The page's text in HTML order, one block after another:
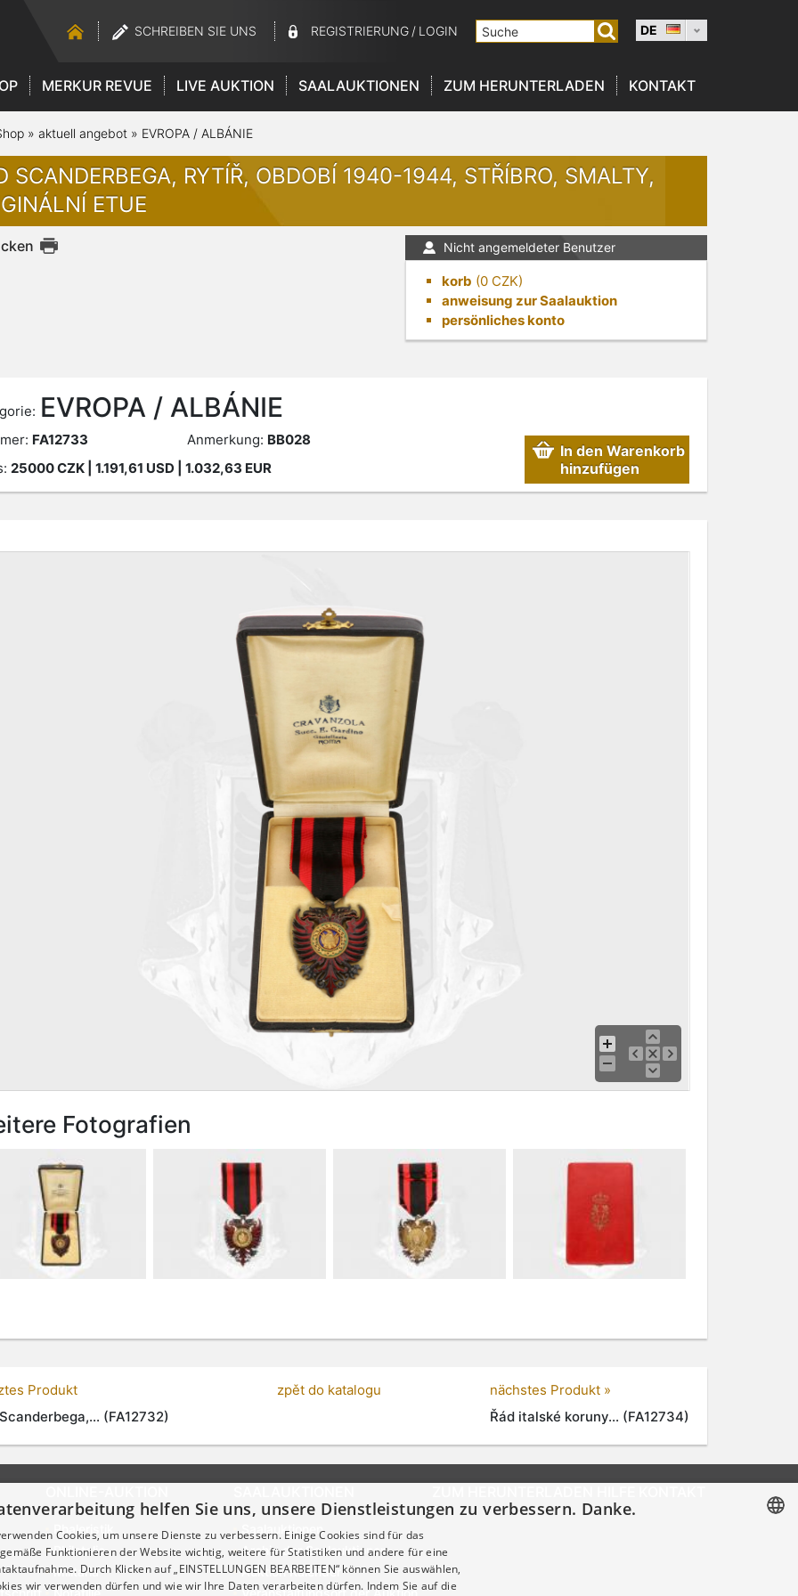
SCHREIBEN SIE UNS REGISTRIERUNG / LOGIN DE
MERKUR REVUE LIVE AUKTION SAALAUKTIONEN ZUM HERUNTERLADEN KONTAKT
» aktuell angebot» EVROPA / ALBÁNIE
SCANDERBEGA, RYTÍŘ, OBDOBÍ 1940-1944, STŘÍBRO, SMALTY,
ETUE
Nicht angemeldeter Benutzer
korb (0 CZK)
anweisung zur Saalauktion
persönliches konto
EVROPA / ALBÁNIE
In den Warenkorb
hinzufügen
FA12733 Anmerkung: BB028
25000CZK| 1.191,61 USD | 1.032,63 EUR
Fotografien
Produkt
(FA12732)
zpět do katalogu
nächstes Produkt »
Řád italské koruny... (FA12734)
Phaleristik
Philatelie
Militaria
Saalauktionen
Archiv der Saalauktionen
Auktion Kalender
helfen Sie uns, unsere Dienstleistungen zu verbessern. Danke.
Cookies, um unsere Dienste zu verbessern. Einige Cookies sind für das
Funktionieren der Website wichtig, weitere für Statistiken und andere für eine
Durch Klicken auf „EINSTELLUNGEN BEARBEITEN“ können Sie auswählen,
wir verwenden dürfen und wie wir Ihre Daten verarbeiten dürfen. Indem Sie auf die